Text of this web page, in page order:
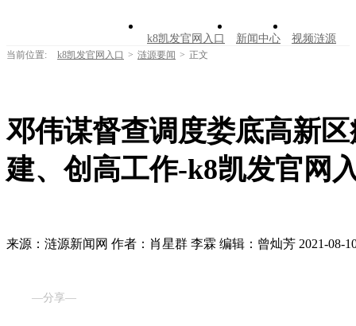
k8凯发官网入口 新闻中心 视频涟源
走进涟源
当前位置: k8凯发官网入口 > 涟源要闻 > 正文
邓伟谋督查调度娄底高新
建、创高工作-k8凯发官网
来源：涟源新闻网 作者：肖星群 李霖 编辑：曾灿芳 2021-08-
—分享—